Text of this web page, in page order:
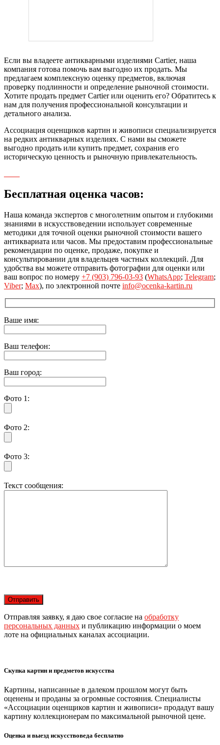
Если вы владеете антикварными изделиями Cartier, наша
компания готова помочь вам выгодно их продать. Мы
предлагаем комплексную оценку предметов, включая
проверку подлинности и определение рыночной стоимости.
Хотите продать предмет Cartier или оценить его? Обратитесь к
нам для получения профессиональной консультации и
детального анализа.
Ассоциация оценщиков картин и живописи специализируется
на редких антикварных изделиях. С нами вы сможете
выгодно продать или купить предмет, сохранив его
историческую ценность и рыночную привлекательность.
Бесплатная оценка часов:
Наша команда экспертов с многолетним опытом и глубокими
знаниями в искусствоведении использует современные
методики для точной оценки рыночной стоимости вашего
антиквариата или часов. Мы предоставим профессиональные
рекомендации по оценке, продаже, покупке и
консультировании для владельцев частных коллекций. Для
удобства вы можете отправить фотографии для оценки или
ваш вопрос по номеру +7 (903) 796-03-93 (WhatsApp; Telegram;
Viber; Max), по электронной почте info@ocenka-kartin.ru
Ваше имя:
Ваш телефон:
Ваш город:
Фото 1:
Фото 2:
Фото 3:
Текст сообщения:
Отправляя заявку, я даю свое согласие на обработку
персональных данных и публикацию информации о моем
лоте на официальных каналах ассоциации.
Скупка картин и предметов искусства
Картины, написанные в далеком прошлом могут быть
оценены и проданы за огромные состояния. Специалисты
«Ассоциации оценщиков картин и живописи» продадут вашу
картину коллекционерам по максимальной рыночной цене.
Оценка и выезд искусствоведа бесплатно